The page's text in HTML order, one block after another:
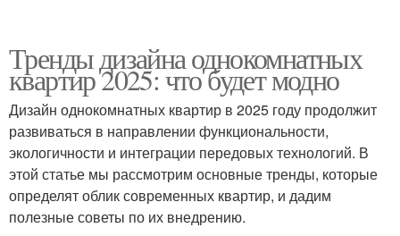
Тренды дизайна однокомнатных
квартир 2025: что будет модно
Дизайн однокомнатных квартир в 2025 году продолжит
развиваться в направлении функциональности,
экологичности и интеграции передовых технологий. В
этой статье мы рассмотрим основные тренды, которые
определят облик современных квартир, и дадим
полезные советы по их внедрению.